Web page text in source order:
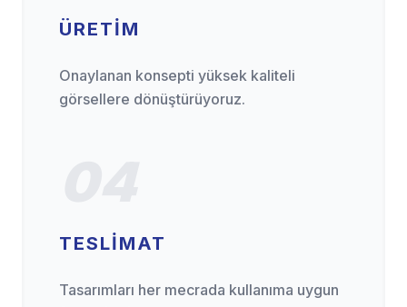
ÜRETIM
Onaylanan konsepti yüksek kaliteli
görsellere dönüştürüyoruz.
TESLIMAT
Tasarımları her mecrada kullanıma uygun